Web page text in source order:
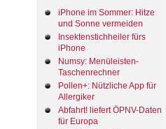
iPhone im Sommer: Hitze
und Sonne vermeiden
Insektenstichheiler fürs
iPhone
Numsy: Menüleisten-
Taschenrechner
Pollen+: Nützliche App für
Allergiker
Abfahrt! liefert ÖPNV-Daten
für Europa